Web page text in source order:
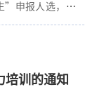
。 特此通
”申报人选，推
附属第三医院
题，应署真实
培训的通知